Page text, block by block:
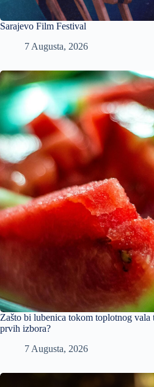
Sarajevo Film Festival
7 Augusta, 2026
Zašto bi lubenica tokom toplotnog vala
prvih izbora?
7 Augusta, 2026